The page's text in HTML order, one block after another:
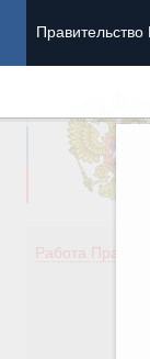
Правительство
Работа